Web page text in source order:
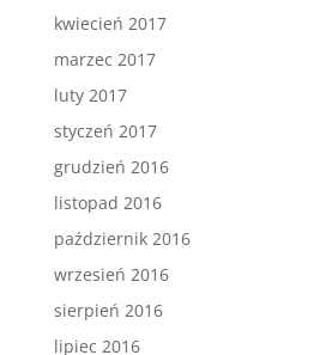
kwiecień 2017
marzec 2017
luty 2017
styczeń 2017
grudzień 2016
listopad 2016
październik 2016
wrzesień 2016
sierpień 2016
lipiec 2016